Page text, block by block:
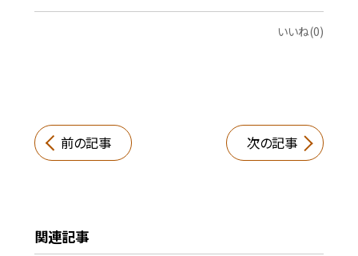
いいね(0)
前の記事 次の記事
関連記事